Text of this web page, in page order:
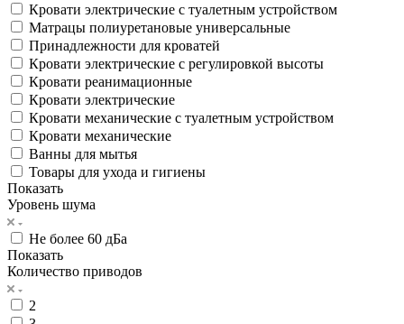
Кровати электрические с туалетным устройством
Матрацы полиуретановые универсальные
Принадлежности для кроватей
Кровати электрические с регулировкой высоты
Кровати реанимационные
Кровати электрические
Кровати механические с туалетным устройством
Кровати механические
Ванны для мытья
Товары для ухода и гигиены
Показать
Уровень шума
Не более 60 дБа
Показать
Количество приводов
2